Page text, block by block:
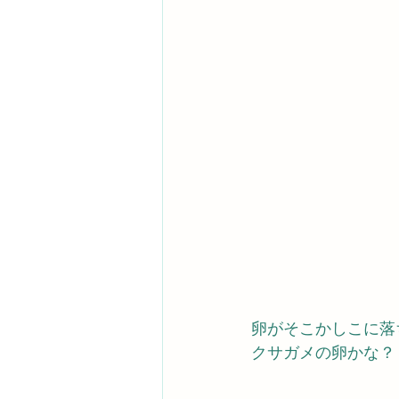
卵がそこかしこに
クサガメの卵かな？